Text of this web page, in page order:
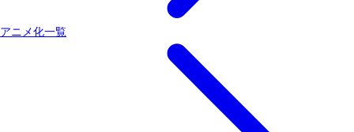
アニメ化一覧